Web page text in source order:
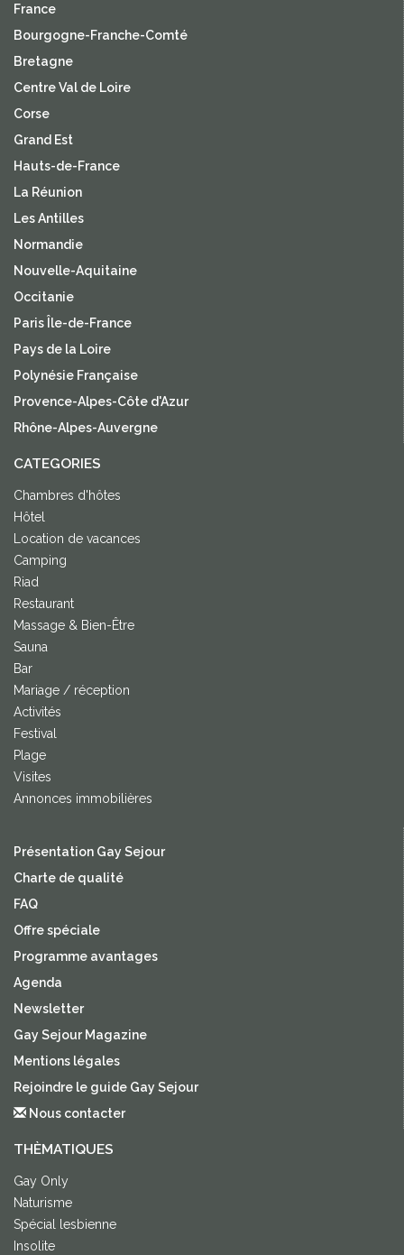
France
Bourgogne-Franche-Comté
Bretagne
Centre Val de Loire
Corse
Grand Est
Hauts-de-France
La Réunion
Les Antilles
Normandie
Nouvelle-Aquitaine
Occitanie
Paris Île-de-France
Pays de la Loire
Polynésie Française
Provence-Alpes-Côte d'Azur
Rhône-Alpes-Auvergne
CATEGORIES
Chambres d'hôtes
Hôtel
Location de vacances
Camping
Riad
Restaurant
Massage & Bien-Être
Sauna
Bar
Mariage / réception
Activités
Festival
Plage
Visites
Annonces immobilières
Présentation Gay Sejour
Charte de qualité
FAQ
Offre spéciale
Programme avantages
Agenda
Newsletter
Gay Sejour Magazine
Mentions légales
Rejoindre le guide Gay Sejour
Nous contacter
THÈMATIQUES
Gay Only
Naturisme
Spécial lesbienne
Insolite